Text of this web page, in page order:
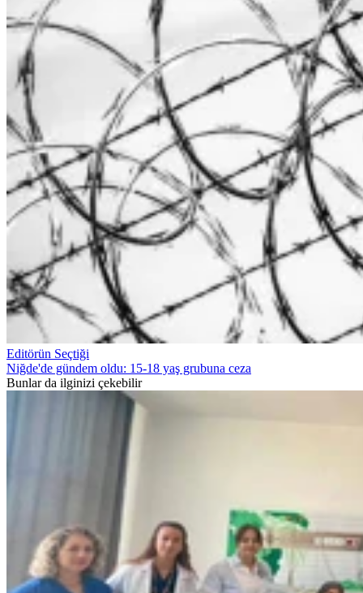
Editörün Seçtiği
Niğde'de gündem oldu: 15-18 yaş grubuna ceza
Bunlar da ilginizi çekebilir